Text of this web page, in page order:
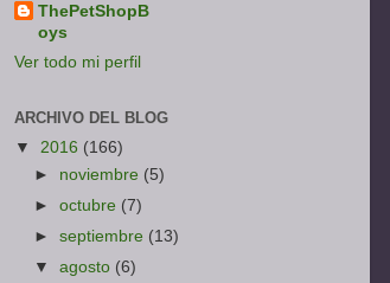
ThePetShopB
oys
Ver todo mi perfil
ARCHIVO DEL BLOG
▼ 2016 (166)
► noviembre (5)
►octubre (7)
►septiembre (13)
▼agosto (6)